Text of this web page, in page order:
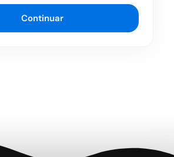
Continuar